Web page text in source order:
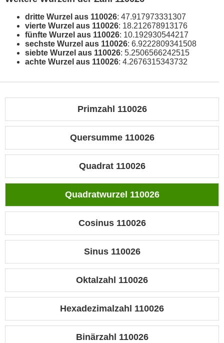
dritte Wurzel aus 110026: 47.917973331307
vierte Wurzel aus 110026: 18.212678913176
fünfte Wurzel aus 110026: 10.192930544217
sechste Wurzel aus 110026: 6.9222809341508
siebte Wurzel aus 110026: 5.2506566242515
achte Wurzel aus 110026: 4.2676315343732
Primzahl 110026
Quersumme 110026
Quadrat 110026
Quadratwurzel 110026
Cosinus 110026
Sinus 110026
Oktalzahl 110026
Hexadezimalzahl 110026
Binärzahl 110026